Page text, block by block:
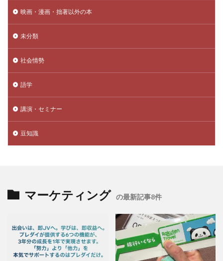
映画・漫画・拙著以外の本
未分類
社会情勢
語学
講演・セミナー
豆知識
マーケティング の最新記事8件